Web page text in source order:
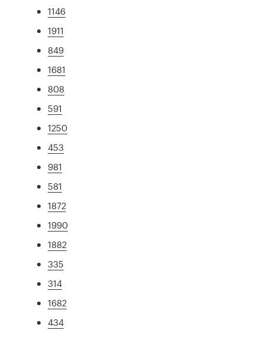
1146
1911
849
1681
808
591
1250
453
981
581
1872
1990
1882
335
314
1682
434